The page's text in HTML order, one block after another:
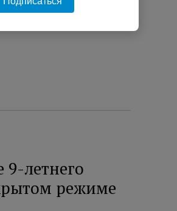
9-летнего
режиме